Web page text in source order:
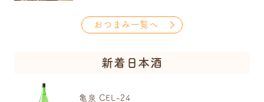
おつまみ一覧へ
新着日本酒
亀泉 CEL-24